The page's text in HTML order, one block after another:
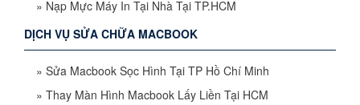
» Nạp Mực Máy In Tại Nhà Tại TP.HCM
DỊCH VỤ SỬA CHỮA MACBOOK
» Sửa Macbook Sọc Hình Tại TP Hồ Chí Minh
» Thay Màn Hình Macbook Lấy Liền Tại HCM